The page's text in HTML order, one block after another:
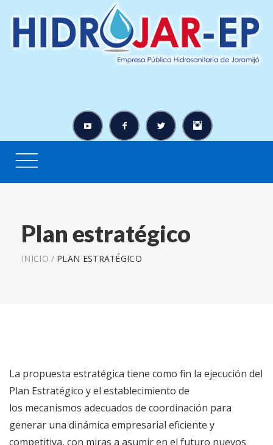
Plan estratégico
INICIO / PLAN ESTRATÉGICO
La propuesta estratégica tiene como fin la ejecución del
Plan Estratégico y el establecimiento de
los mecanismos adecuados de coordinación para
generar una dinámica empresarial eficiente y
competitiva, con miras a asumir en el futuro nuevos